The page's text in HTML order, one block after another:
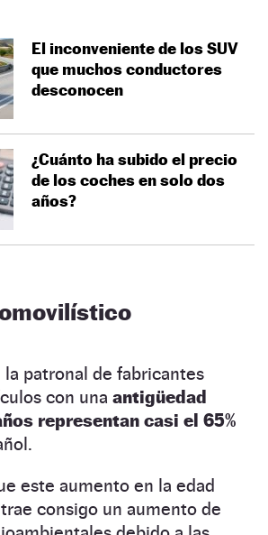
El inconveniente de los SUV
que muchos conductores
desconocen
¿Cuánto ha subido el precio
de los coches en solo dos
años?
la patronal de fabricantes
con una antigüedad
representan casi el 65%
este aumento en la edad
consigo un aumento de